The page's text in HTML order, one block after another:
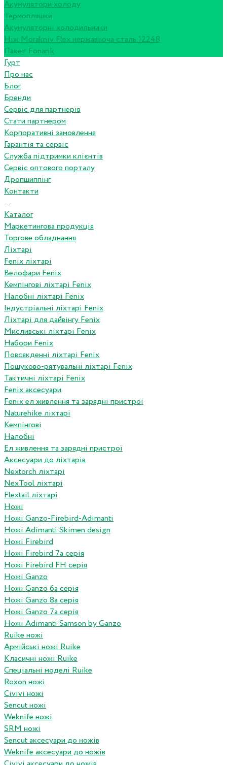
Акумулятори холоду
Термопляшки
Акумуляторні холодильники
Ніж Morakniv Flex нержавіюча сталь 12248
Пакет Fonarik
Гурт
Про нас
Блог
Бренди
Сервіс для партнерів
Стати партнером
Корпоративні замовлення
Гарантія та сервіс
Служба підтримки клієнтів
Сервіс оптового порталу
Дропшиппінг
Контакти
...
Каталог
Маркетингова продукція
Торгове обладнання
Ліхтарі
Fenix ліхтарі
Велофари Fenix
Кемпінгові ліхтарі Fenix
Налобні ліхтарі Fenix
Індустріальні ліхтарі Fenix
Ліхтарі для дайвінгу Fenix
Мисливські ліхтарі Fenix
Набори Fenix
Повсякденні ліхтарі Fenix
Пошуково-рятувальні ліхтарі Fenix
Тактичні ліхтарі Fenix
Fenix аксесуари
Fenix ел живлення та зарядні пристрої
Naturehike ліхтарі
Кемпінгові
Налобні
Ел живлення та зарядні пристрої
Аксесуари до ліхтарів
Nextorch ліхтарі
NexTool ліхтарі
Flextail ліхтарі
Ножі
Ножі Ganzo-Firebird-Adimanti
Ножі Adimanti Skimen design
Ножі Firebird
Ножі Firebird 7а серія
Ножі Firebird FH серія
Ножі Ganzo
Ножі Ganzo 6а серія
Ножі Ganzo 8а серія
Ножі Ganzo 7а серія
Ножі Adimanti Samson by Ganzo
Ruike ножі
Армійські ножі Ruike
Класичні ножі Ruike
Спеціальні моделі Ruike
Roxon ножi
Civivi ножі
Sencut ножі
Weknife ножі
SRM ножі
Sencut аксесуари до ножів
Weknife аксесуари до ножів